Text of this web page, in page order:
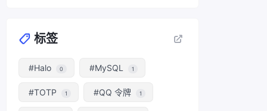
标签
#Halo 0 #MySQL 1
#TOTP 1 #QQ 令牌 1